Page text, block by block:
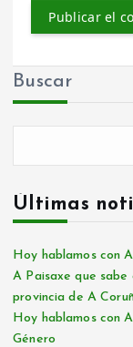
Buscar
Últimas
Hoy hablamos con
A Paisaxe que
provincia de A
Hoy hablamos con
Género